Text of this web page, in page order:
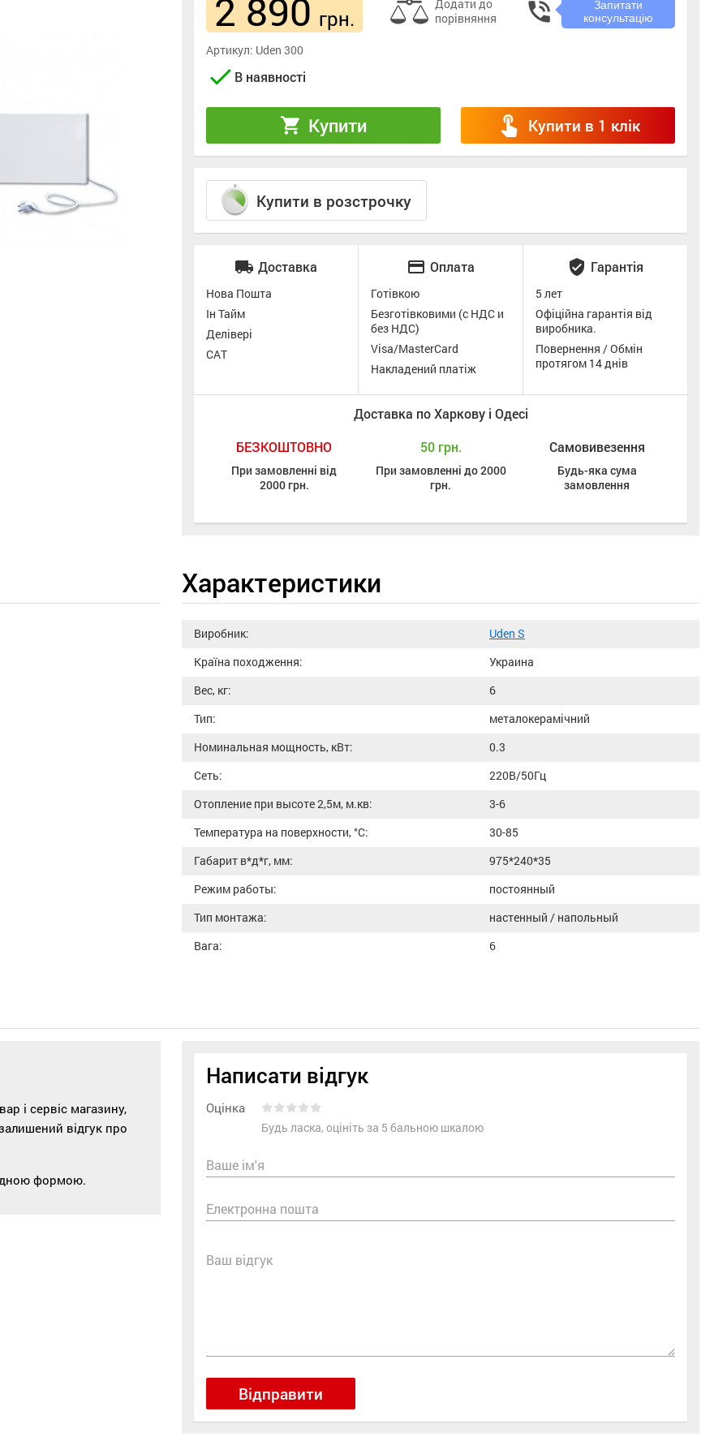
2 890 грн.
Додати до
порівняння
phone_in_talk
Запитати
консультацію
Артикул: Uden 300
check В наявності
shopping_cart Купити touch_app Купити в 1 клік
Купити в розстрочку
local_shipping Доставка
Нова Пошта
Ін Тайм
Делівері
САТ
credit_card Оплата
Готівкою
Безготівковими (с НДС и
без НДС)
Visa/MasterCard
Накладений платіж
verified_user Гарантія
5 лет
Офіційна гарантія від
виробника.
Повернення / Обмін
протягом 14 днів
Доставка по Харкову і Одесі
БЕЗКОШТОВНО
При замовленні від
2000 грн.
50 грн.
При замовленні до 2000
грн.
Самовивезення
Будь-яка сума
замовлення
Характеристики
Виробник:
Uden S
Країна походження:
Украина
Вес, кг:
6
Тип:
металокерамічний
Номинальная мощность, кВт:
0.3
Сеть:
220В/50Гц
Отопление при высоте 2,5м, м.кв:
3-6
Температура на поверхности, °С:
30-85
Габарит в*д*г, мм:
975*240*35
Режим работы:
постоянный
Тип монтажа:
настенный / напольный
Вага:
6
і сервіс магазину,
відгук про
формою.
Написати відгук
Оцінка
Будь ласка, оцініть за 5 бальною шкалою
Ваше ім'я
Електронна пошта
Ваш відгук
Відправити